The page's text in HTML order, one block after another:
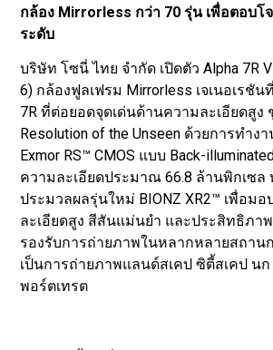
กล้อง Mirrorless กว่า 70 รุ่น เพื่อตอบโ
ระดับ
บริษัท โซนี่ ไทย จำกัด เปิดตัว Alpha 7R
6) กล้องฟูลเฟรม Mirrorless เจเนอเรชัน
7R ที่ต่อยอดจุดเด่นด้านความละเอียดสูง
Resolution of the Unseen ด้วยการทำง
Exmor RS™ CMOS แบบ Back-
ความละเอียดประมาณ 66.8 ล้านพิกเซ
ประมวลผลรุ่นใหม่ BIONZ XR2™ เพื่อม
ละเอียดสูง สีสันแม่นยำ และประสิทธิภา
รองรับการถ่ายภาพในหลากหลายสถาน
เป็นการถ่ายภาพแลนด์สเคป ซิตี้สเคป น
พอร์ตเทรต